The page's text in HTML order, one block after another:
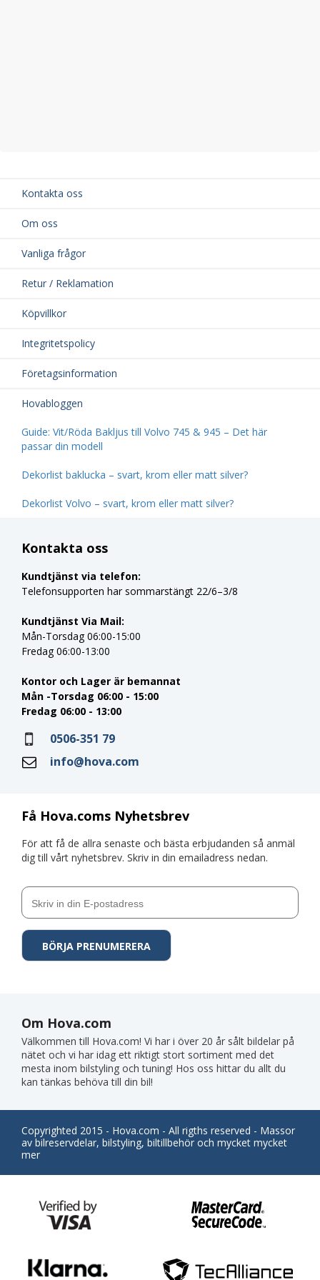
Kontakta oss
Om oss
Vanliga frågor
Retur / Reklamation
Köpvillkor
Integritetspolicy
Företagsinformation
Hovabloggen
Guide: Vit/Röda Bakljus till Volvo 745 & 945 – Det här
passar din modell
Dekorlist baklucka – svart, krom eller matt silver?
Dekorlist Volvo – svart, krom eller matt silver?
Få Hova.coms Nyhetsbrev
För att få de allra senaste och bästa erbjudanden så anmäl
dig till vårt nyhetsbrev. Skriv in din emailadress nedan.
Kontakta oss
Kundtjänst via telefon:
Telefonsupporten har sommarstängt 22/6–3/8
Kundtjänst Via Mail:
Mån-Torsdag 06:00-15:00
Fredag 06:00-13:00
Kontor och Lager är bemannat
Mån -Torsdag 06:00 - 15:00
Fredag 06:00 - 13:00
0506-351 79
info@hova.com
Om Hova.com
Välkommen till Hova.com! Vi har i över 20 år sålt bildelar på
nätet och vi har idag ett riktigt stort sortiment med det
mesta inom bilstyling och tuning! Hos oss hittar du allt du
kan tänkas behöva till din bil!
Copyrighted 2015 - Hova.com - All rigths reserved - Massor
av bilreservdelar, bilstyling, biltillbehör och mycket mycket
mer